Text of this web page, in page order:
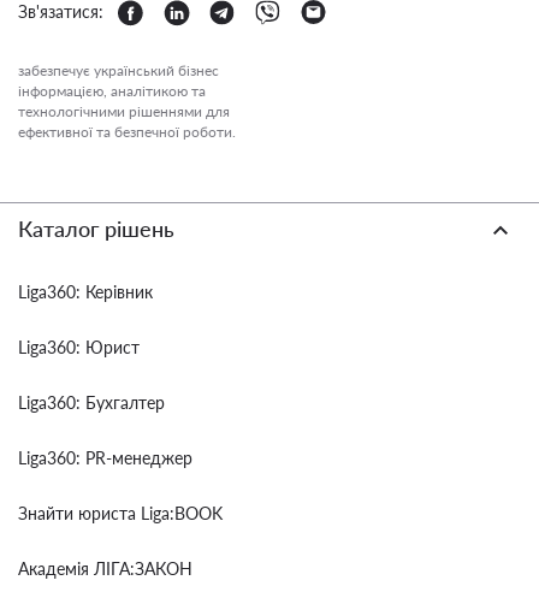
Зв'язатися:
забезпечує український бізнес
інформацією, аналітикою та
технологічними рішеннями для
ефективної та безпечної роботи.
Каталог рішень
Liga360: Керівник
Liga360: Юрист
Liga360: Бухгалтер
Liga360: PR-менеджер
Знайти юриста Liga:BOOK
Академія ЛІГА:ЗАКОН